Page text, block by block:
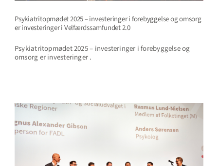
Psykiatritopmødet 2025 – investeringer i forebyggelse og omsorg
er investeringer i Velfærdssamfundet 2.0
Psykiatritopmødet 2025 – investeringer i forebyggelse og
omsorg er investeringer .